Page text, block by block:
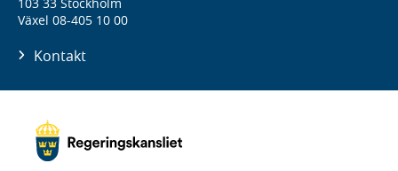
Växel 08-405 10 00
Kontakt